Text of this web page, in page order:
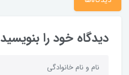
دیدگاه خود را بنویسید